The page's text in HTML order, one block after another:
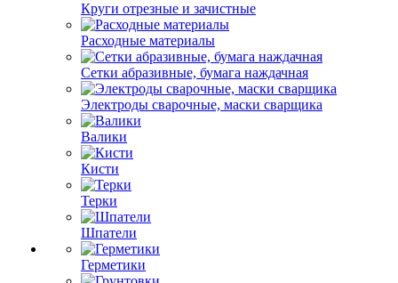
Круги отрезные и зачистные
Расходные материалы
Сетки абразивные, бумага наждачная
Электроды сварочные, маски сварщика
Валики
Кисти
Терки
Шпатели
Герметики